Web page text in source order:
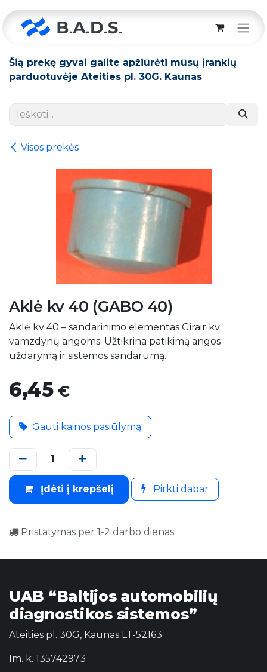
Šią prekę gyvai galite apžiūrėti mūsų įrankių
parduotuvėje Ateities pl. 30G. Kaunas
Visos prekės
Aklė kv 40 (GABO 40)
Aklė kv 40 – sandarinimo elementas Girair kv
vamzdynų angoms. Užtikrina patikimą angos
uždarymą ir sistemos sandarumą.
6,45 €
Gauti kainos pasiūlymą
Įdėti į krepšelį Pirkti dabar
Pristatymas per 1-2 darbo dienas
UAB “Baltijos automobilių
diagnostikos sistemos”
Ateities pl. 30G, Kaunas LT-52163
Im. k. 135742973